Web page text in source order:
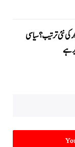
کی نئی ترتیب؟ سیاسی
ہے